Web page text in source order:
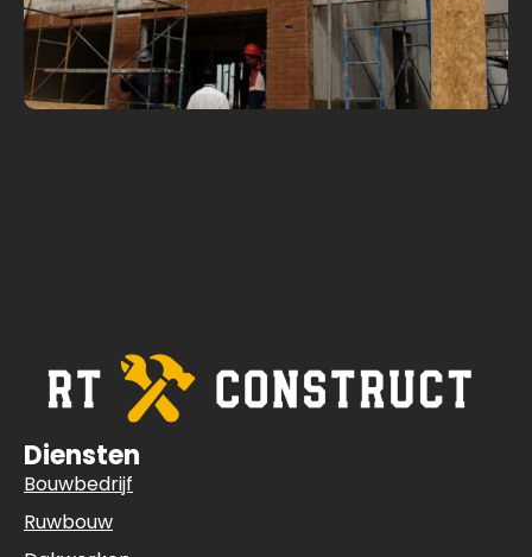
Diensten
Bouwbedrijf
Ruwbouw